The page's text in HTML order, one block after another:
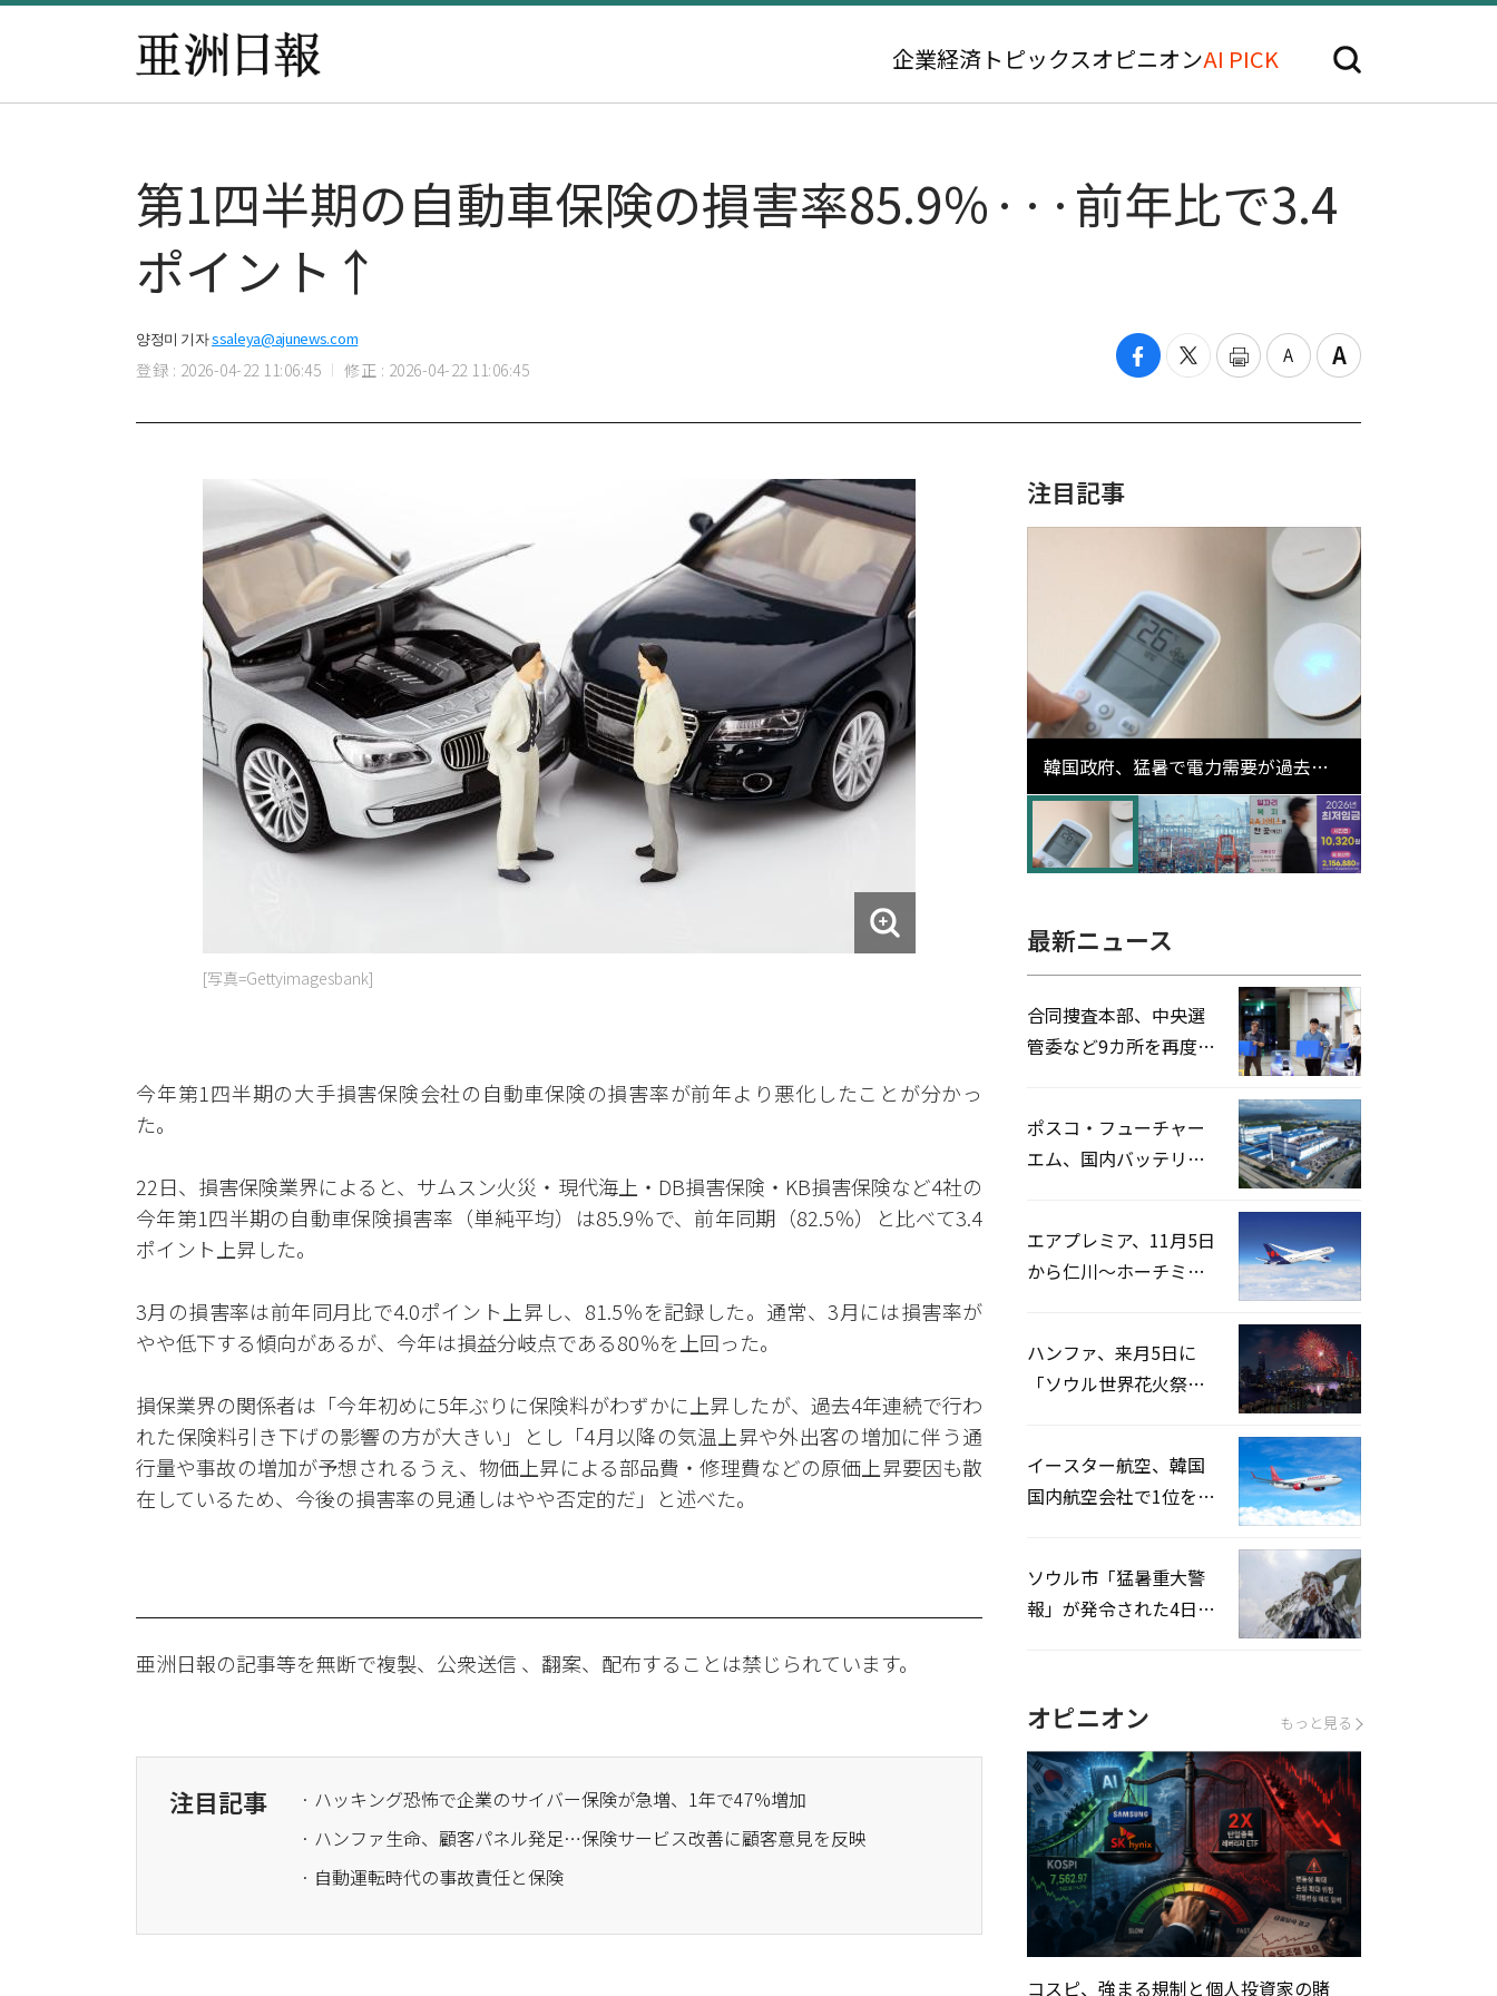
企業経済 トピックスオピニオンAI PICK
第1四半期の自動車保険の損害率85.9％···前年比で3.4
ポイント↑
양정미 기자ssaleya@ajunews.com
登録 : 2026-04-22 11:06:45 修正 : 2026-04-22 11:06:45
[写真=Gettyimagesbank]
今年第1四半期の大手損害保険会社の自動車保険の損害率が前年より悪化したことが分かっ
た。
22日、損害保険業界によると、サムスン火災・現代海上・DB損害保険・KB損害保険など4社の
今年第1四半期の自動車保険損害率（単純平均）は85.9％で、前年同期（82.5％）と比べて3.4
ポイント上昇した。
3月の損害率は前年同月比で4.0ポイント上昇し、81.5％を記録した。通常、3月には損害率が
やや低下する傾向があるが、今年は損益分岐点である80％を上回った。
損保業界の関係者は「今年初めに5年ぶりに保険料がわずかに上昇したが、過去4年連続で行わ
れた保険料引き下げの影響の方が大きい」とし「4月以降の気温上昇や外出客の増加に伴う通
行量や事故の増加が予想されるうえ、物価上昇による部品費・修理費などの原価上昇要因も散
在しているため、今後の損害率の見通しはやや否定的だ」と述べた。
亜洲日報の記事等を無断で複製、公衆送信 、翻案、配布することは禁じられています。
注目記事
· ハッキング恐怖で企業のサイバー保険が急増、1年で47%増加
· ハンファ生命、顧客パネル発足…保険サービス改善に顧客意見を反映
· 自動運転時代の事故責任と保険
注目記事
韓国政府、猛暑で電力需要が過去最
高更新の可能性に需給対応体制を点
検
最新ニュース
合同捜査本部、中央選
管委など9カ所を再度家
ポスコ・フューチャー
エム、国内バッテリー
エアプレミア、11月5日
から仁川〜ホーチミン
ハンファ、来月5日に
「ソウル世界花火祭り
イースター航空、韓国
国内航空会社で1位を記
ソウル市「猛暑重大警
報」が発令された4日、
オピニオン もっと見る
コスピ、強まる規制と個人投資家の賭